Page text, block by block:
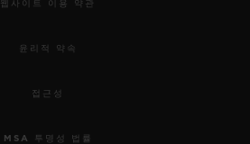
웹사이트 이용 약관
윤리적 약속
접근성
MSA 투명성 법률